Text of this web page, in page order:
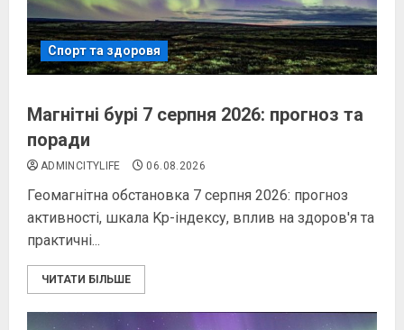
Спорт та здоровя
Магнітні бурі 7 серпня 2026: прогноз та
поради
ADMINCITYLIFE 06.08.2026
Геомагнітна обстановка 7 серпня 2026: прогноз
активності, шкала Kp-індексу, вплив на здоров'я та
практичні...
ЧИТАТИ БІЛЬШЕ